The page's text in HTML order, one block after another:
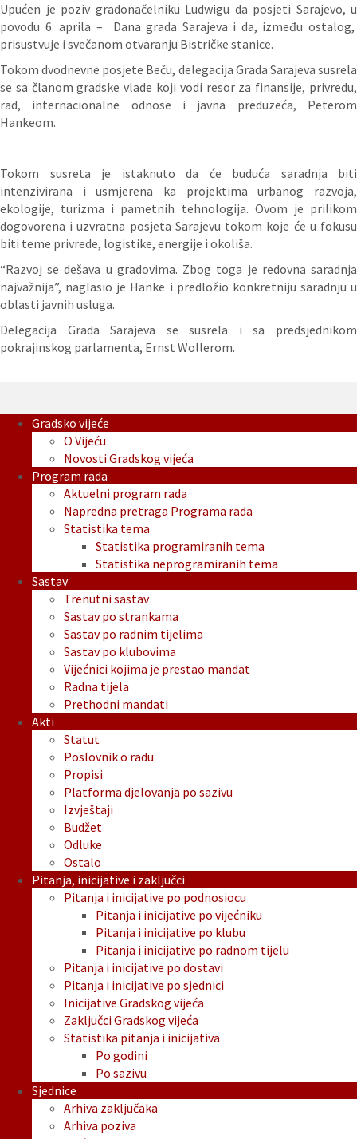
Upućen je poziv gradonačelniku Ludwigu da posjeti Sarajevo, u
povodu 6. aprila – Dana grada Sarajeva i da, između ostalog,
prisustvuje i svečanom otvaranju Bistričke stanice.
Tokom dvodnevne posjete Beču, delegacija Grada Sarajeva susrela
se sa članom gradske vlade koji vodi resor za finansije, privredu,
rad, internacionalne odnose i javna preduzeća, Peterom
Hankeom.
Tokom susreta je istaknuto da će buduća saradnja biti
intenzivirana i usmjerena ka projektima urbanog razvoja,
ekologije, turizma i pametnih tehnologija. Ovom je prilikom
dogovorena i uzvratna posjeta Sarajevu tokom koje će u fokusu
biti teme privrede, logistike, energije i okoliša.
“Razvoj se dešava u gradovima. Zbog toga je redovna saradnja
najvažnija”, naglasio je Hanke i predložio konkretniju saradnju u
oblasti javnih usluga.
Delegacija Grada Sarajeva se susrela i sa predsjednikom
pokrajinskog parlamenta, Ernst Wollerom.
Gradsko vijeće
O Vijeću
Novosti Gradskog vijeća
Program rada
Aktuelni program rada
Napredna pretraga Programa rada
Statistika tema
Statistika programiranih tema
Statistika neprogramiranih tema
Sastav
Trenutni sastav
Sastav po strankama
Sastav po radnim tijelima
Sastav po klubovima
Vijećnici kojima je prestao mandat
Radna tijela
Prethodni mandati
Akti
Statut
Poslovnik o radu
Propisi
Platforma djelovanja po sazivu
Izvještaji
Budžet
Odluke
Ostalo
Pitanja, inicijative i zaključci
Pitanja i inicijative po podnosiocu
Pitanja i inicijative po vijećniku
Pitanja i inicijative po klubu
Pitanja i inicijative po radnom tijelu
Pitanja i inicijative po dostavi
Pitanja i inicijative po sjednici
Inicijative Gradskog vijeća
Zaključci Gradskog vijeća
Statistika pitanja i inicijativa
Po godini
Po sazivu
Sjednice
Arhiva zaključaka
Arhiva poziva